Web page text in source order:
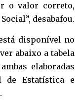
o valor correto,
desabafou.
disponível no
abaixo a tabela
elaboradas
de Estatística e